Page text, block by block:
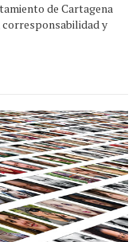
de Cartagena
corresponsabilidad y